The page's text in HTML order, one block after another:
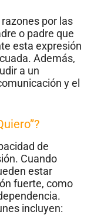
por las
o padre que
esta expresión
Además,
a un
y el
de
Cuando
estar
fuerte, como
incluyen: